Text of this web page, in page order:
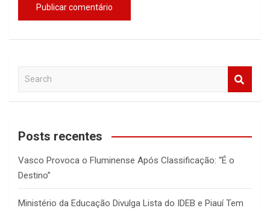
a
c
Posts recentes
Vasco Provoca o Fluminense Após Classificação: “É o
Destino”
Ministério da Educação Divulga Lista do IDEB e Piauí Tem